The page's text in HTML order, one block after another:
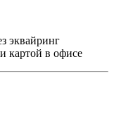
эквайринг
картой в офисе